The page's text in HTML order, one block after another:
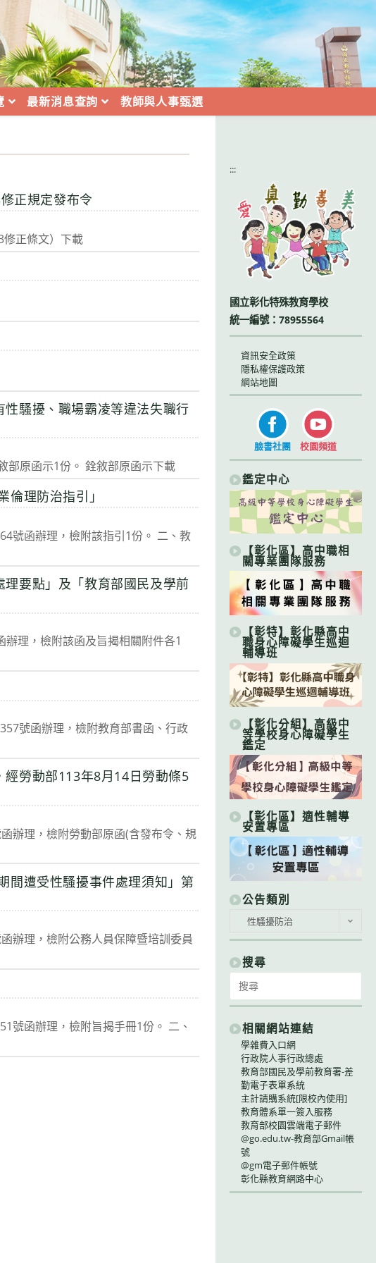
最新消息查詢 教師與人事甄選
正規定發布令
正條文）下載
騷擾、職場霸凌等違法失職行
部原函示1份。 銓敘部原函示下載
理防治指引」
號函辦理，檢附該指引1份。 二、教
要點」及「教育部國民及學前
理，檢附該函及旨揭相關附件各1
號函辦理，檢附教育部書函、行政
勞動部113年8月14日勞動條5
辦理，檢附勞動部原函(含發布令、規
間遭受性騷擾事件處理須知」第
辦理，檢附公務人員保障暨培訓委員
號函辦理，檢附旨揭手冊1份。 二、
page
:::
國立彰化特殊教育學校
統一編號：78955564
資訊安全政策
隱私權保護政策
網站地圖
臉書社團 校園頻道
鑑定中心
【彰化區】高中職相
關專業團隊服務
【彰特】彰化縣高中
職身心障礙學生巡迴
輔導班
【彰化分組】高級中
等學校身心障礙學生
鑑定
【彰化區】適性輔導
安置專區
公告類別
類
別
性騷擾防治
搜尋
for:
相關網站連結
學雜費入口網
行政院人事行政總處
教育部國民及學前教育署-差
勤電子表單系統
主計請購系統[限校內使用]
教育體系單一簽入服務
教育部校園雲端電子郵件
@go.edu.tw-教育部Gmail帳
號
@gm電子郵件帳號
彰化縣教育網路中心